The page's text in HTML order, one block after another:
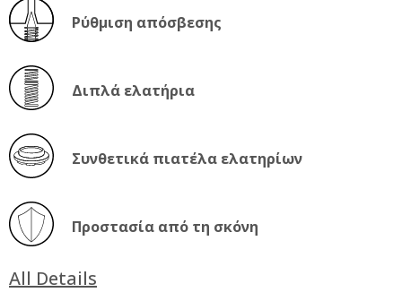
Ρύθμιση απόσβεσης
Διπλά ελατήρια
Συνθετικά πιατέλα ελατηρίων
Προστασία από τη σκόνη
All Details